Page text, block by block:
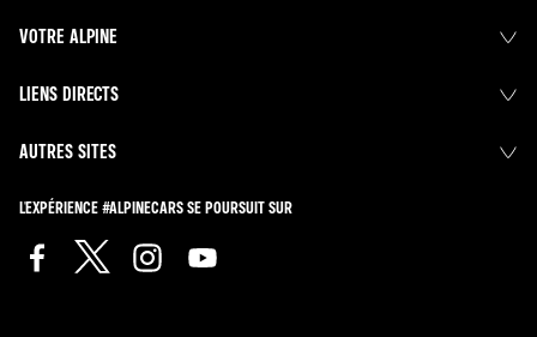
VOTRE ALPINE
LIENS DIRECTS
AUTRES SITES
L'EXPÉRIENCE #ALPINECARS SE POURSUIT SUR